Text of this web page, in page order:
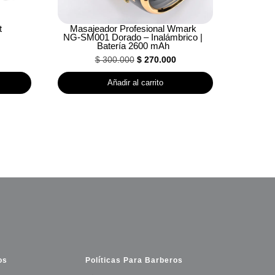
Masajeador Profesional Wmark
NG-SM001 Dorado – Inalámbrico |
Batería 2600 mAh
$300.000 El
precio
$270.000El
precio
Añadir al carrito
Políticas Para Barberos